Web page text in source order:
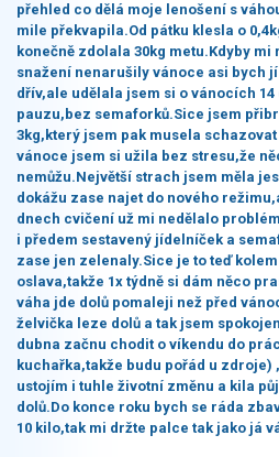
přehled co dělá moje lenošení s
mile překvapila.Od pátku klesla o
konečně zdolala 30kg metu.Kdyby mi
snažení nenarušily vánoce asi bych
dřív,ale udělala jsem si o vánocích 14
pauzu,bez semaforků.Sice jsem
3kg,který jsem pak musela
vánoce jsem si užila bez stresu,že
nemůžu.Největší strach jsem měla
dokážu zase najet do nového
dnech cvičení už mi nedělalo
i předem sestavený jídelníček a
zase jen zelenaly.Sice je to teď kolem
oslava,takže 1x týdně si dám něco
váha jde dolů pomaleji než před
želvička leze dolů a tak jsem
dubna začnu chodit o víkendu do
kuchařka,takže budu pořád u zdroje)
ustojím i tuhle životní změnu a kila
dolů.Do konce roku bych se ráda
10 kilo,tak mi držte palce tak jako já